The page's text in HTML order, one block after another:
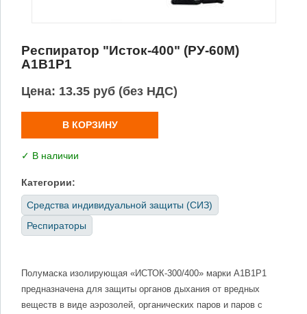
Респиратор "Исток-400" (РУ-60М)
А1В1Р1
Цена: 13.35 руб (без НДС)
В КОРЗИНУ
✓ В наличии
Категории:
Средства индивидуальной защиты (СИЗ)
Респираторы
Полумаска изолирующая «ИСТОК-300/400» марки А1В1Р1
предназначена для защиты органов дыхания от вредных
веществ в виде аэрозолей, органических паров и паров с